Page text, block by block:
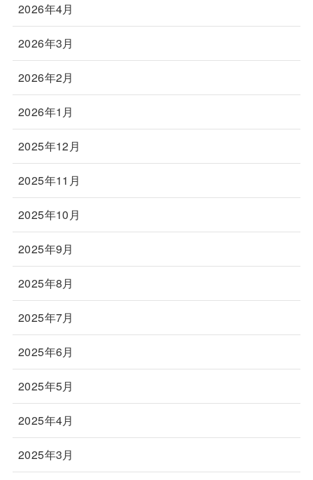
2026年4月
2026年3月
2026年2月
2026年1月
2025年12月
2025年11月
2025年10月
2025年9月
2025年8月
2025年7月
2025年6月
2025年5月
2025年4月
2025年3月